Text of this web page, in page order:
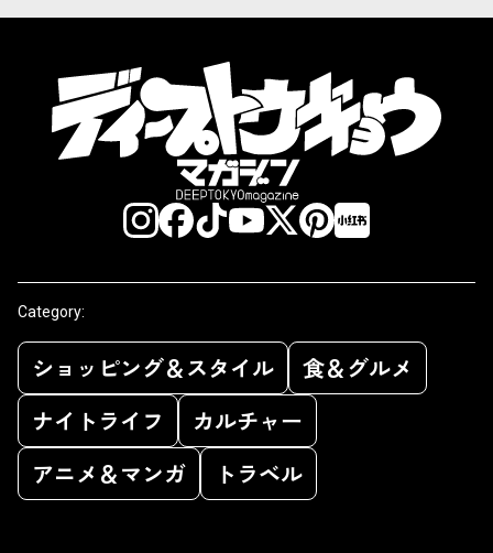
Category:
ショッピング＆スタイル
食＆グルメ
ナイトライフ
カルチャー
アニメ＆マンガ
トラベル